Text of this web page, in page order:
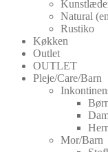
Natural
Rustiko
Køkken
Outlet
OUTLET
Pleje/Care/Barn
Mor/Barn